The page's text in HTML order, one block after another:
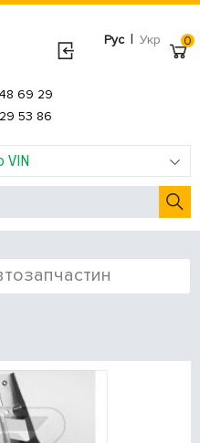
Рус | Укр
VIN
69 29
53 86
0